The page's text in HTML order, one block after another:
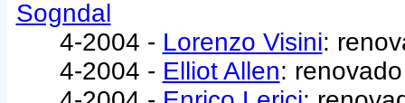
Sogndal
4-2004 - Lorenzo Visini:
4-2004 - Elliot Allen: